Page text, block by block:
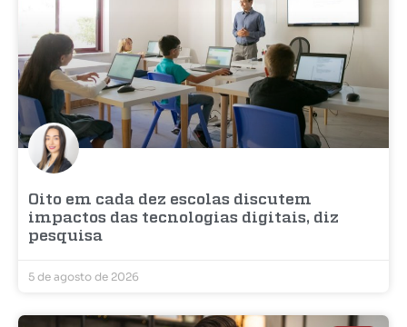
Oito em cada dez escolas discutem
impactos das tecnologias digitais, diz
pesquisa
5 de agosto de 2026